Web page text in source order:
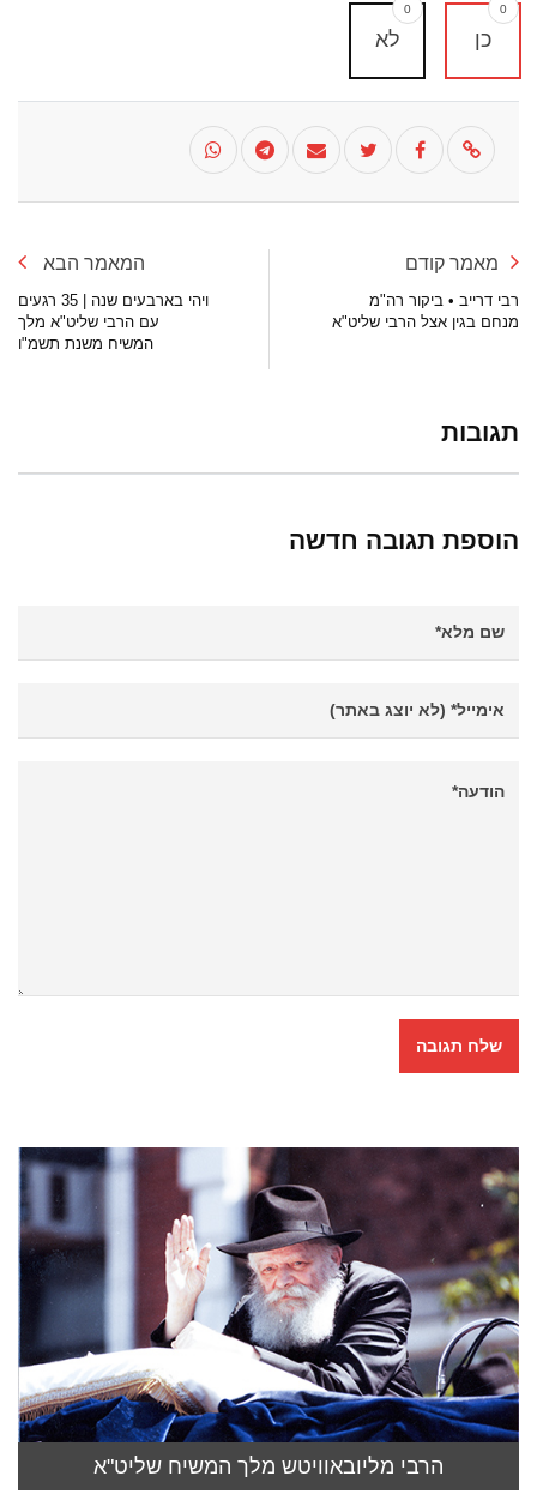
כן
0
לא
0
מאמר קודם
רבי דרייב • ביקור רה"מ
מנחם בגין אצל הרבי שליט"א
המאמר הבא
ויהי בארבעים שנה | 35 רגעים
עם הרבי שליט"א מלך
המשיח משנת תשמ"ו
תגובות
הוספת תגובה חדשה
הרבי מליובאוויטש מלך המשיח שליט"א